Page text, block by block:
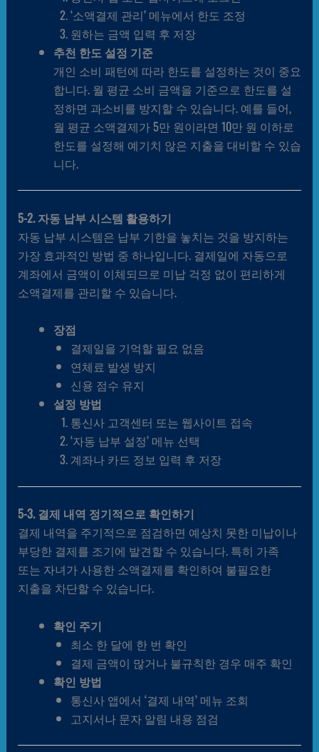
‘소액결제 관리’ 메뉴에서 한도 조정
원하는 금액 입력 후 저장
추천 한도 설정 기준
개인 소비 패턴에 따라 한도를 설정하는 것이 중요
합니다. 월 평균 소비 금액을 기준으로 한도를 설
정하면 과소비를 방지할 수 있습니다. 예를 들어,
월 평균 소액결제가 5만 원이라면 10만 원 이하로
한도를 설정해 예기치 않은 지출을 대비할 수 있습
니다.
5-2. 자동 납부 시스템 활용하기
자동 납부 시스템은 납부 기한을 놓치는 것을 방지하는
가장 효과적인 방법 중 하나입니다. 결제일에 자동으로
계좌에서 금액이 이체되므로 미납 걱정 없이 편리하게
소액결제를 관리할 수 있습니다.
장점
결제일을 기억할 필요 없음
연체료 발생 방지
신용 점수 유지
설정 방법
통신사 고객센터 또는 웹사이트 접속
‘자동 납부 설정’ 메뉴 선택
계좌나 카드 정보 입력 후 저장
5-3. 결제 내역 정기적으로 확인하기
결제 내역을 주기적으로 점검하면 예상치 못한 미납이나
부당한 결제를 조기에 발견할 수 있습니다. 특히 가족
또는 자녀가 사용한 소액결제를 확인하여 불필요한
지출을 차단할 수 있습니다.
확인 주기
최소 한 달에 한 번 확인
결제 금액이 많거나 불규칙한 경우 매주 확인
확인 방법
통신사 앱에서 ‘결제 내역’ 메뉴 조회
고지서나 문자 알림 내용 점검